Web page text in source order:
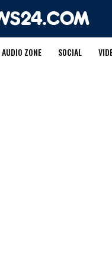
AUDIO ZONE SOCIAL